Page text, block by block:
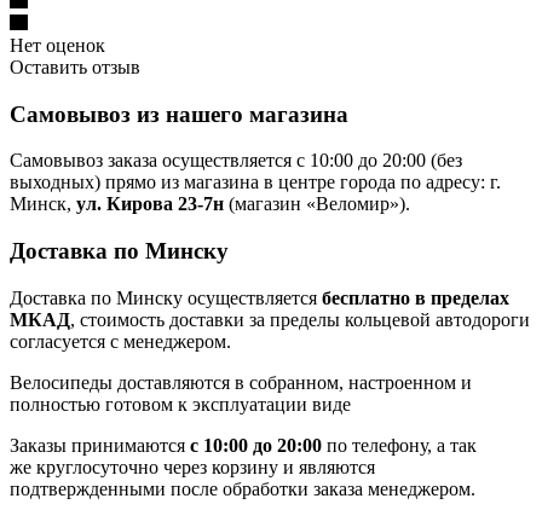
Нет оценок
Оставить отзыв
Самовывоз из нашего магазина
Самовывоз заказа осуществляется с 10:00 до 20:00 (без
выходных) прямо из магазина в центре города по адресу: г.
Минск, ул. Кирова 23-7н (магазин «Веломир»).
Доставка по Минску
Доставка по Минску осуществляется бесплатно в пределах
МКАД, стоимость доставки за пределы кольцевой автодороги
согласуется с менеджером.
Велосипеды доставляются в собранном, настроенном и
полностью готовом к эксплуатации виде
Заказы принимаются с 10:00 до 20:00 по телефону, а так
же круглосуточно через корзину и являются
подтвержденными после обработки заказа менеджером.